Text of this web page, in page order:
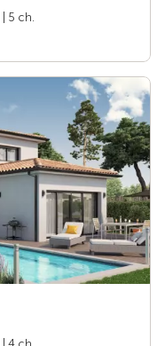
| 5 ch.